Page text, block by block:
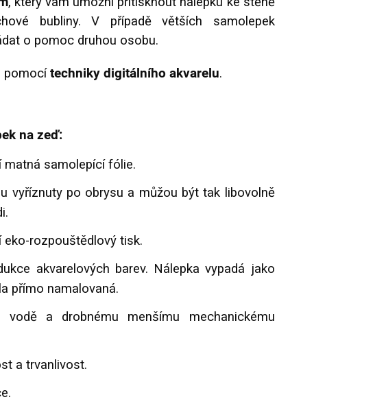
bubliny. V případě větších samolepek
o pomoc druhou osobu.
pomocítechniky digitálního akvarelu.
na zeď:
matná samolepící fólie.
vyříznuty po obrysu a můžou být tak libovolně
eko-rozpouštědlový tisk.
akvarelových barev. Nálepka vypadá jako
přímo namalovaná.
vodě a drobnému menšímu mechanickému
a trvanlivost.